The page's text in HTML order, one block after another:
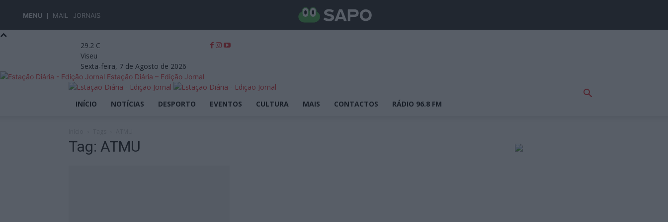
MENU MAIL JORNAIS
29.2 C
Viseu
Sexta-feira, 7 de Agosto de 2026
Estação Diária – Edição Jornal
INÍCIO NOTÍCIAS DESPORTO EVENTOS CULTURA MAIS CONTACTOS RÁDIO 96.8 FM
Tag: ATMU